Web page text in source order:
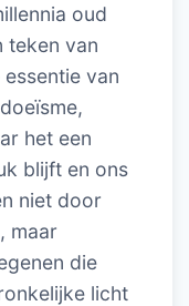
oud
teken van
van
het een
blijft en ons
niet door
maar
die
licht